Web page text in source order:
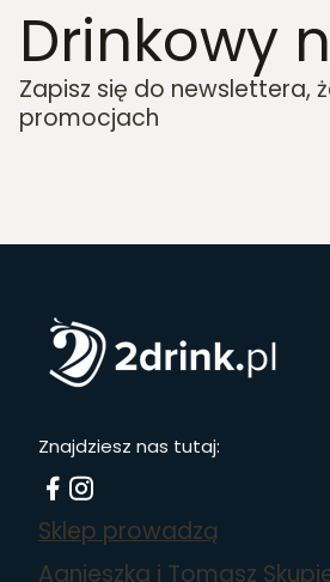
Drinkowy
Zapisz się do
promocjach
Znajdziesz nas tutaj:
Sklep prowadzą
Agnieszka i Tomasz